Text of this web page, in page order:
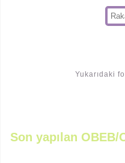
Yukarıdaki
Son yapılan